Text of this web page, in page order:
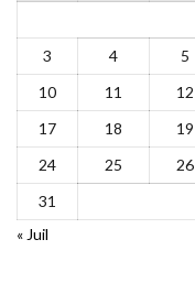
3
4 5
10
11 12
17
18 19
24
25 26
31
« Juil